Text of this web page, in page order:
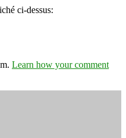
ci-dessus:
Learn how your comment